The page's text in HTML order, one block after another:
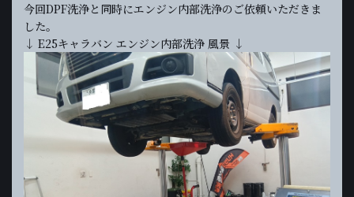
今回DPF洗浄と同時にエンジン内部洗浄のご依頼いただきま
した。
↓ E25キャラバン エンジン内部洗浄 風景 ↓